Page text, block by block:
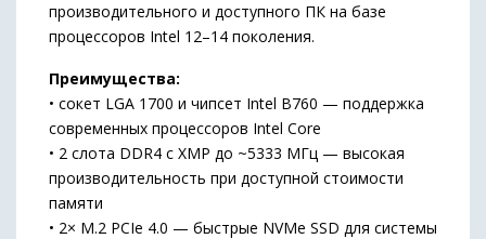
производительного и доступного ПК на базе
процессоров Intel 12–14 поколения.
Преимущества:
• сокет LGA 1700 и чипсет Intel B760 — поддержка
современных процессоров Intel Core
• 2 слота DDR4 с XMP до ~5333 МГц — высокая
производительность при доступной стоимости
памяти
• 2× M.2 PCIe 4.0 — быстрые NVMe SSD для системы